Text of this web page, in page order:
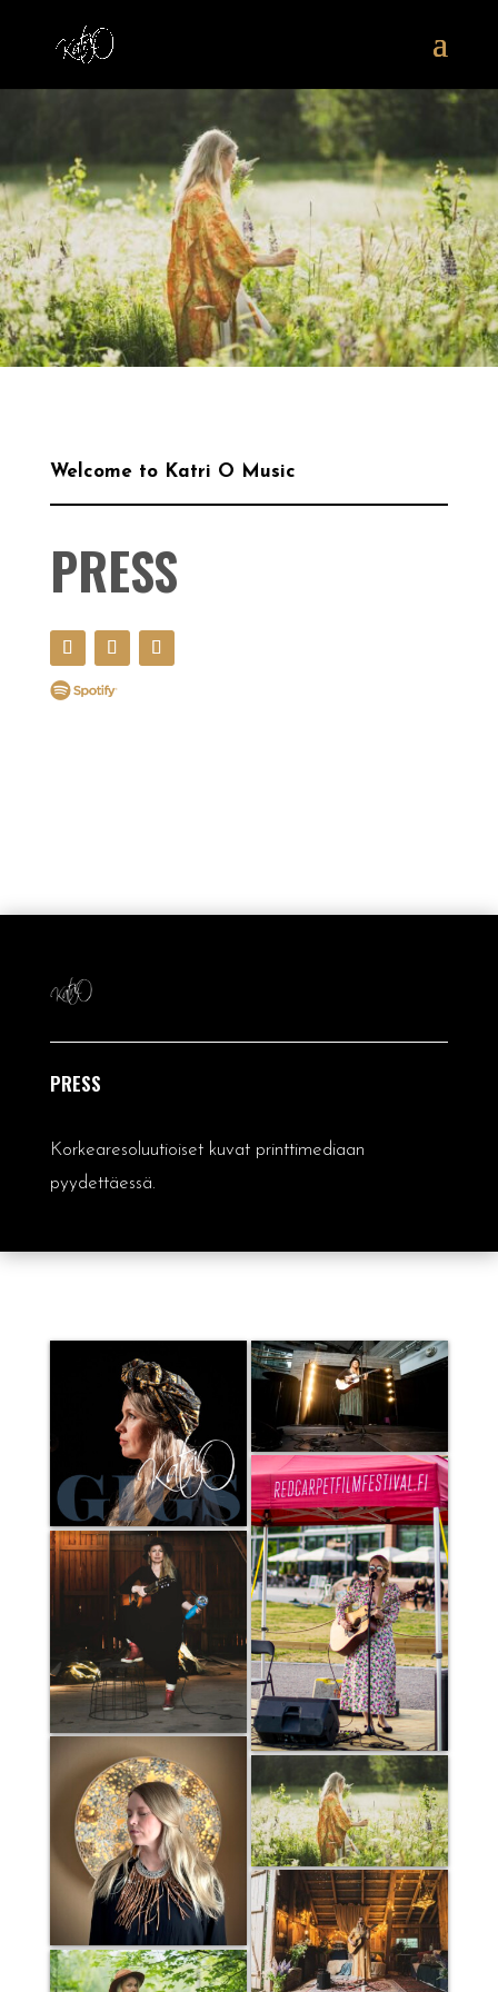
Welcome to Katri O Music
PRESS
PRESS
Korkearesoluutioiset kuvat printtimediaan
pyydettäessä.